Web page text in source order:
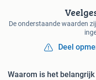
De onderstaande waarden
Deel
Waarom is het